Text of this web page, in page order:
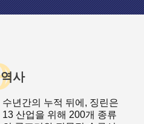
역사
수년간의 누적 뒤에, 징린은
13 산업을 위해 200개 종류